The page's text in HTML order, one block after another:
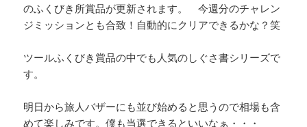
のふくびき所賞品が更新されます。 今週分のチャレン
ジミッションとも合致！自動的にクリアできるかな？笑
ツールふくびき賞品の中でも人気のしぐさ書シリーズで
す。
明日から旅人バザーにも並び始めると思うので相場も含
めて楽しみです。僕も当選できるといいなぁ・・・